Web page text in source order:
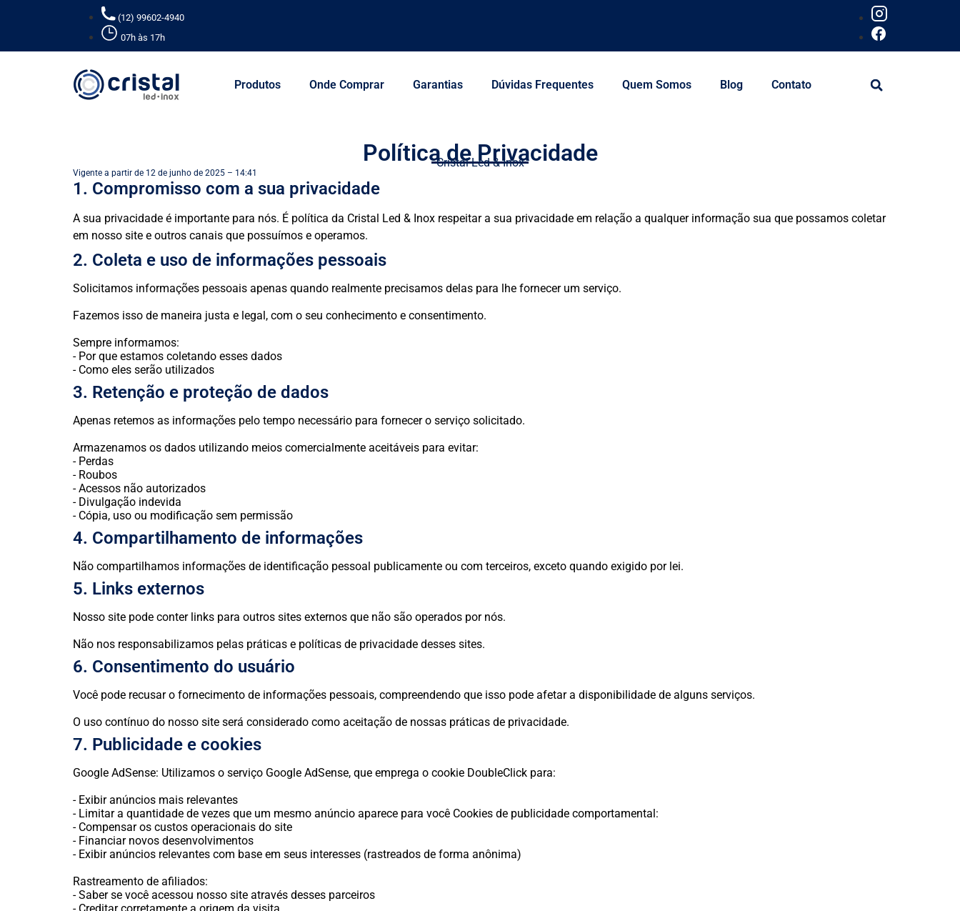
(12) 99602-4940
07h às 17h
Produtos Onde Comprar Garantias Dúvidas Frequentes Quem Somos Blog Contato
Política de Privacidade
Cristal Led & Inox
Vigente a partir de 12 de junho de 2025 – 14:41
1. Compromisso com a sua privacidade
A sua privacidade é importante para nós. É política da Cristal Led & Inox respeitar a sua privacidade em relação a qualquer informação sua que possamos coletar
em nosso site e outros canais que possuímos e operamos.
2. Coleta e uso de informações pessoais
Solicitamos informações pessoais apenas quando realmente precisamos delas para lhe fornecer um serviço.
Fazemos isso de maneira justa e legal, com o seu conhecimento e consentimento.
Sempre informamos:
- Por que estamos coletando esses dados
- Como eles serão utilizados
3. Retenção e proteção de dados
Apenas retemos as informações pelo tempo necessário para fornecer o serviço solicitado.
Armazenamos os dados utilizando meios comercialmente aceitáveis para evitar:
- Perdas
- Roubos
- Acessos não autorizados
- Divulgação indevida
- Cópia, uso ou modificação sem permissão
4. Compartilhamento de informações
Não compartilhamos informações de identificação pessoal publicamente ou com terceiros, exceto quando exigido por lei.
5. Links externos
Nosso site pode conter links para outros sites externos que não são operados por nós.
Não nos responsabilizamos pelas práticas e políticas de privacidade desses sites.
6. Consentimento do usuário
Você pode recusar o fornecimento de informações pessoais, compreendendo que isso pode afetar a disponibilidade de alguns serviços.
O uso contínuo do nosso site será considerado como aceitação de nossas práticas de privacidade.
7. Publicidade e cookies
Google AdSense: Utilizamos o serviço Google AdSense, que emprega o cookie DoubleClick para:
- Exibir anúncios mais relevantes
- Limitar a quantidade de vezes que um mesmo anúncio aparece para você Cookies de publicidade comportamental:
- Compensar os custos operacionais do site
- Financiar novos desenvolvimentos
- Exibir anúncios relevantes com base em seus interesses (rastreados de forma anônima)
Rastreamento de afiliados:
- Saber se você acessou nosso site através desses parceiros